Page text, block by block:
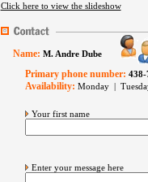
Click here to view the slideshow
Name: M. Andre Dube
Primary phone number: 438-
Availability: Monday |
Your first name
Enter your message here